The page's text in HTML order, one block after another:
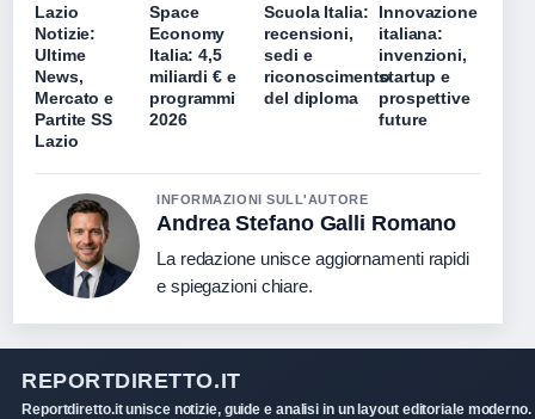
Lazio
Notizie:
Ultime
News,
Mercato e
Partite SS
Lazio
Space
Economy
Italia: 4,5
miliardi € e
programmi
2026
Scuola Italia:
recensioni,
sedi e
riconoscimento
del diploma
Innovazione
italiana:
invenzioni,
startup e
prospettive
future
INFORMAZIONI SULL'AUTORE
Andrea Stefano Galli Romano
La redazione unisce aggiornamenti rapidi
e spiegazioni chiare.
REPORTDIRETTO.IT
Reportdiretto.it unisce notizie, guide e analisi in un layout editoriale moderno.